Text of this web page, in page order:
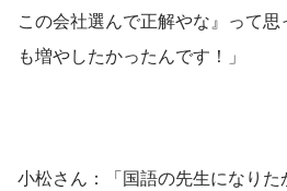
この会社選んで正解やな』って
も増やしたかったんです！」
小松さん：「国語の先生になり